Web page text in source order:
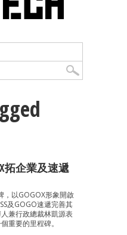
拓企業及速遞
，以GOGOX形象開啟
及GOGO速遞完善其
兼行政總裁林凱源表
重要的里程碑。